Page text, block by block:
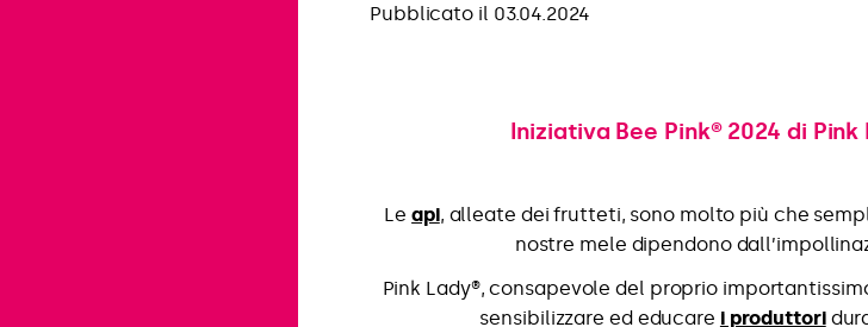
Pubblicato il 03.04.2024
Iniziativa Bee Pink® 2024 di
Leapi, alleate dei frutteti, sono molto più che
nostre mele dipendono
Pink Lady®, consapevole del proprio
sensibilizzare ed educare i produttori